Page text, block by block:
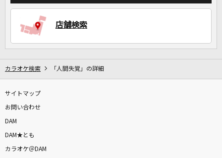
店舗検索
カラオケ検索 「人間失覚」の詳細
サイトマップ
お問い合わせ
DAM
DAM★とも
カラオケ＠DAM